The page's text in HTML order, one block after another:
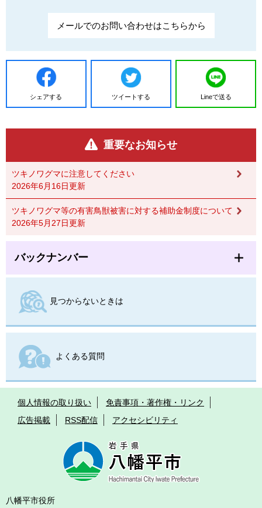
メールでのお問い合わせはこちらから
シェアする ツイートする Lineで送る
重要なお知らせ
ツキノワグマに注意してください
2026年6月16日更新
ツキノワグマ等の有害鳥獣被害に対する補助金制度について
2026年5月27日更新
バックナンバー
見つからないときは
よくある質問
個人情報の取り扱い
免責事項・著作権・リンク
広告掲載
RSS配信 アクセシビリティ
八幡平市役所